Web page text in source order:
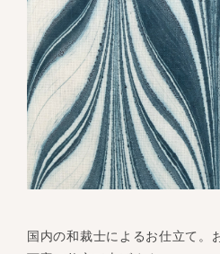
国内の和裁士によるお仕立て。